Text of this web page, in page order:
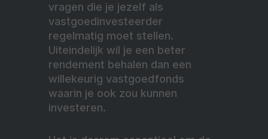
vragen die je jezelf als
vastgoedinvesteerder
regelmatig moet stellen.
Uiteindelijk wil je een beter
rendement behalen dan een
willekeurig vastgoedfonds
waarin je ook zou kunnen
investeren.